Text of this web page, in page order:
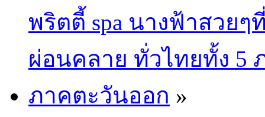
พริตตี้ spa นางฟ้าสวย
ผ่อนคลาย ทั่วไทยทั้ง 5
ภาคตะวันออก »